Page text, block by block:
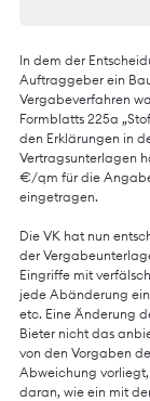
In dem der
Auftraggeber ein
Vergabeverfahren
Formblatts 225a
den Erklärungen in
Vertragsunterlagen
€/qm für die
eingetragen.
Die VK hat nun
der
Eingriffe mit
jede Abänderung
etc. Eine Änderung
Bieter nicht das
von den Vorgaben
Abweichung
daran, wie ein mit